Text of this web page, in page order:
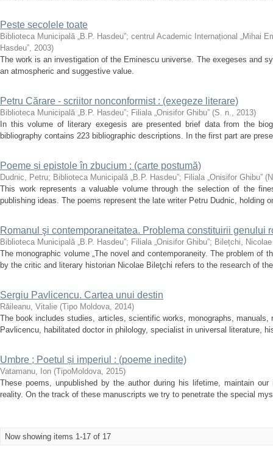
Peste secolele toate
Biblioteca Municipală „B.P. Hasdeu”; centrul Academic Internațional „Mihai
Hasdeu”, 2003)
The work is an investigation of the Eminescu universe. The exegeses and
an atmospheric and suggestive value.
Petru Cărare - scriitor nonconformist : (exegeze literare)
Biblioteca Municipală „B.P. Hasdeu”; Filiala „Onisifor Ghibu” (S. n., 2013)
In this volume of literary exegesis are presented brief data from the
bibliography contains 223 bibliographic descriptions. In the first part are
Poeme și epistole în zbucium : (carte postumă)
Dudnic, Petru; Biblioteca Municipală „B.P. Hasdeu”; Filiala „Onisifor Ghibu” (
This work represents a valuable volume through the selection of the
publishing ideas. The poems represent the late writer Petru Dudnic, holding
Romanul şi contemporaneitatea. Problema constituirii genului
Biblioteca Municipală „B.P. Hasdeu”; Filiala „Onisifor Ghibu”; Bilețchi, Nicolae
The monographic volume „The novel and contemporaneity. The problem of
by the critic and literary historian Nicolae Bileţchi refers to the research of
Sergiu Pavlicencu. Cartea unui destin
Răileanu, Vitalie (Tipo Moldova, 2014)
The book includes studies, articles, scientific works, monographs, manuals,
Pavlicencu, habilitated doctor in philology, specialist in universal literature,
Umbre ; Poetul și imperiul : (poeme inedite)
Vatamanu, Ion (TipoMoldova, 2015)
These poems, unpublished by the author during his lifetime, maintain
reality. On the track of these manuscripts we try to penetrate the special
Now showing items 1-17 of 17